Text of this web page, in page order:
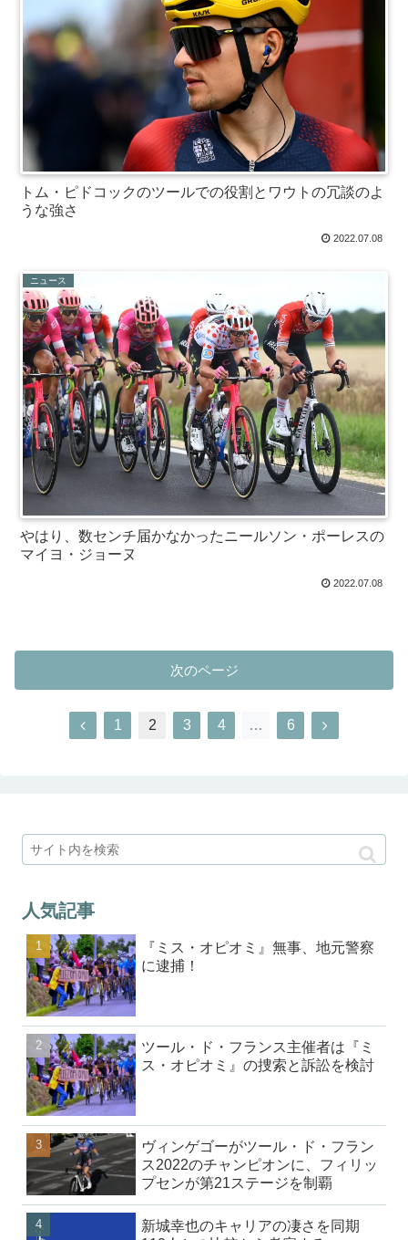
トム・ピドコックのツールでの役割とワウトの冗談のよ
うな強さ
2022.07.08
ニュース
やはり、数センチ届かなかったニールソン・ポーレスの
マイヨ・ジョーヌ
2022.07.08
次のページ
1 2 3 4 … 6
人気記事
『ミス・オピオミ』無事、地元警察
に逮捕！
ツール・ド・フランス主催者は『ミ
ス・オピオミ』の捜索と訴訟を検討
ヴィンゲゴーがツール・ド・フラン
ス2022のチャンピオンに、フィリッ
プセンが第21ステージを制覇
新城幸也のキャリアの凄さを同期